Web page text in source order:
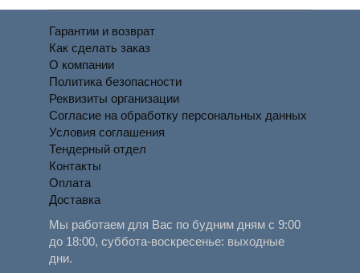
Гарантии и возврат
Как сделать заказ
О компании
Политика безопасности
Реквизиты организации
Согласие на обработку персональных данных
Условия соглашения
Тендерный отдел
Контакты
Оплата
Доставка
Мы работаем для Вас по будним дням с 9:00
до 18:00, суббота-воскресенье: выходные
дни.